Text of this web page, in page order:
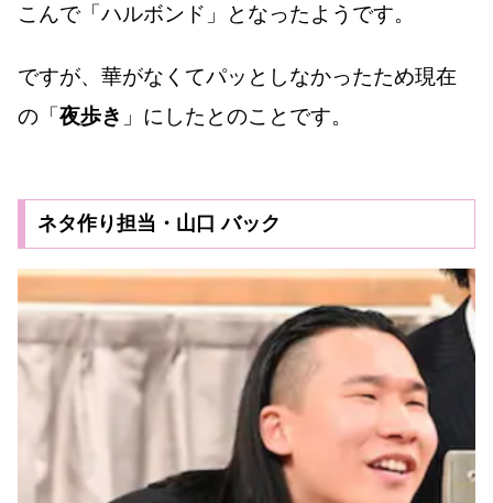
こんで「ハルボンド」となったようです。
ですが、華がなくてパッとしなかったため現在
の「夜歩き 」にしたとのことです。
ネタ作り担当・山口 バック